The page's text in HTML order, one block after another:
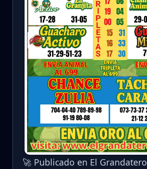
🚀 Publicado en El Grandatero